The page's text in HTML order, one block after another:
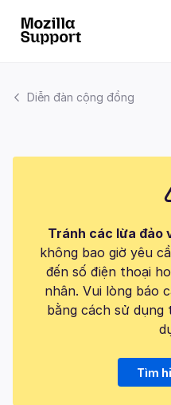
Diễn đàn cộng đồng
Tránh các lừa đảo
không bao giờ yêu
đến số điện thoại
nhân. Vui lòng báo
bằng cách sử
Tìm